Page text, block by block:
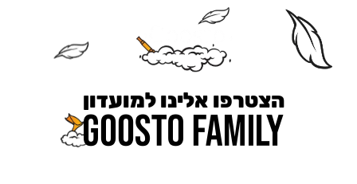
הצטרפו אלינו למועדון